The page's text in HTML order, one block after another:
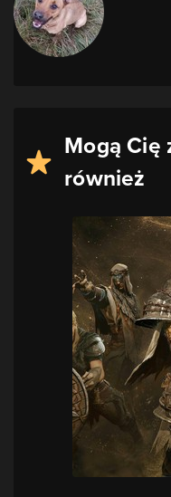
Mogą Cię
również